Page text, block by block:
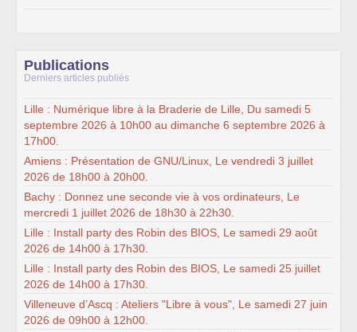
Publications
Derniers articles publiés
Lille : Numérique libre à la Braderie de Lille, Du samedi 5
septembre 2026 à 10h00 au dimanche 6 septembre 2026 à
17h00.
Amiens : Présentation de GNU/Linux, Le vendredi 3 juillet
2026 de 18h00 à 20h00.
Bachy : Donnez une seconde vie à vos ordinateurs, Le
mercredi 1 juillet 2026 de 18h30 à 22h30.
Lille : Install party des Robin des BIOS, Le samedi 29 août
2026 de 14h00 à 17h30.
Lille : Install party des Robin des BIOS, Le samedi 25 juillet
2026 de 14h00 à 17h30.
Villeneuve d’Ascq : Ateliers "Libre à vous", Le samedi 27 juin
2026 de 09h00 à 12h00.